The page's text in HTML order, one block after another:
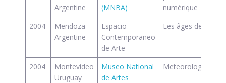
Argentine
(MNBA)
numérique
2004
Mendoza
Argentine
Espacio
Contemporaneo
de Arte
Les âges de la vie
2004
Montevideo
Uruguay
Museo National
de Artes
Meteorologia